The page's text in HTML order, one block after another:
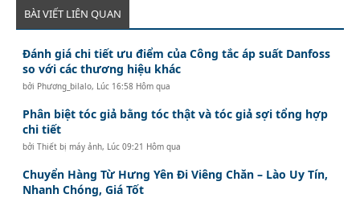
BÀI VIẾT LIÊN QUAN
Đánh giá chi tiết ưu điểm của Công tắc áp suất Danfoss
so với các thương hiệu khác
bởi Phương_bilalo, Lúc 16:58 Hôm qua
Phân biệt tóc giả bằng tóc thật và tóc giả sợi tổng hợp
chi tiết
bởiThiết bị máy ảnh, Lúc 09:21 Hôm qua
Chuyển Hàng Từ Hưng Yên Đi Viêng Chăn – Lào Uy Tín,
Nhanh Chóng, Giá Tốt